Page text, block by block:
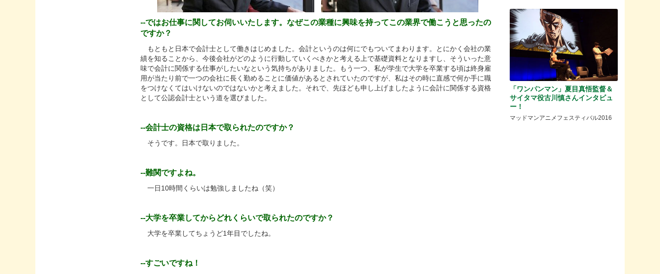
--ではお仕事に関してお伺いいたします。なぜこの業種に興味を持ってこの業界で働こうと思ったの
ですか？
もともと日本で会計士として働きはじめました。会計というのは何にでもついてまわります。とにかく会社の業
績を知ることから、今後会社がどのように行動していくべきかと考える上で基礎資料となりますし、そういった意
味で会計に関係する仕事がしたいなという気持ちがありました。もう一つ、私が学生で大学を卒業する頃は終身雇
用が当たり前で一つの会社に長く勤めることに価値があるとされていたのですが、私はその時に直感で何か手に職
をつけなくてはいけないのではないかと考えました。それで、先ほども申し上げましたように会計に関係する資格
として公認会計士という道を選びました。
--会計士の資格は日本で取られたのですか？
そうです。日本で取りました。
--難関ですよね。
一日10時間くらいは勉強しましたね（笑）
--大学を卒業してからどれくらいで取られたのですか？
大学を卒業してちょうど1年目でしたね。
--すごいですね！
「ワンパンマン」夏目真悟監督＆
サイタマ役古川慎さんインタビュ
ー！
マッドマンアニメフェスティバル2016